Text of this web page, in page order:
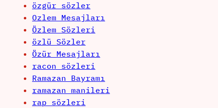
özgür sözler
Ozlem Mesajları
Özlem Sözleri
özlü Sözler
Özür Mesajları
racon sözleri
Ramazan Bayramı
ramazan manileri
rap sözleri